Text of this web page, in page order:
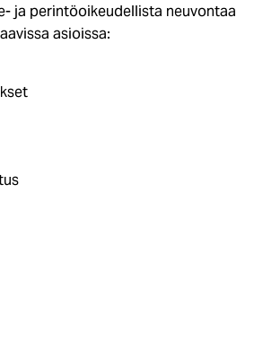
ja perintöoikeudellista neuvontaa
asioissa: